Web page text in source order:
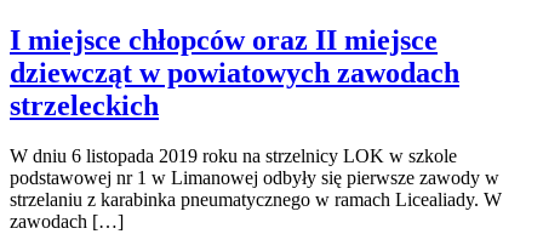
I miejsce chłopców oraz II miejsce
dziewcząt w powiatowych zawodach
strzeleckich
W dniu 6 listopada 2019 roku na strzelnicy LOK w szkole
podstawowej nr 1 w Limanowej odbyły się pierwsze zawody w
strzelaniu z karabinka pneumatycznego w ramach Licealiady. W
zawodach […]